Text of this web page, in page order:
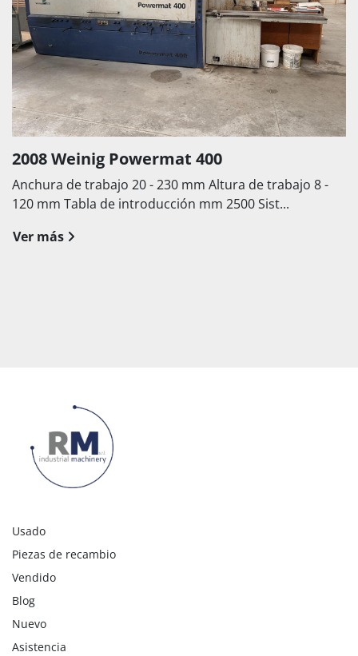
2008 Weinig Powermat 400
Anchura de trabajo 20 - 230 mm Altura de trabajo 8 -
120 mm Tabla de introducción mm 2500 Sist...
Ver más
Usado
Piezas de recambio
Vendido
Blog
Nuevo
Asistencia